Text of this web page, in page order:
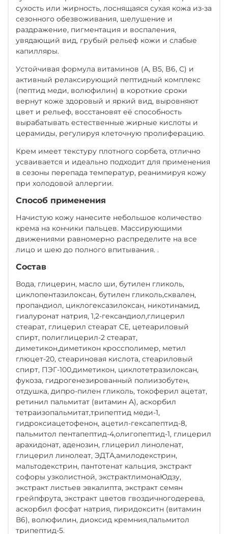
сухость или жирность, лоснящаяся сухая кожа из-за
сезонного обезвоживания, шелушение и
раздражение, пигментация и воспаления,
увядающий вид, грубый рельеф кожи и слабые
капилляры.
Устойчивая формула витаминов (А, B5, B6, С) и
активный релаксирующий пептидный комплекс
(пептид меди, волюфилин) в короткие сроки
вернут коже здоровый и яркий вид, выровняют
цвет и рельеф, восстановят её способность
вырабатывать естественные жирные кислоты и
церамиды, регулируя клеточную пролиферацию.
Крем имеет текстуру плотного сорбета, отлично
усваивается и идеально подходит для применения
в сезоны перепада температур, реанимируя кожу
при холодовой аллергии.
Способ применения
Начистую кожу нанесите небольшое количество
крема на кончики пальцев. Массирующими
движениями равномерно распределите на все
лицо и шею до полного впитывания. .
Состав
Вода, глицерин, масло ши, бутилен гликоль,
циклопентазилоксан, бутилен гликоль,сквален,
пропандиол, циклогексазилоксан, никотинамид,
гиалуронат натрия, 1,2-гександиол,глицерил
стеарат, глицерил стеарат СЕ, цетеариловый
спирт, полиглицерил-2 стеарат,
диметикон,диметикон кроссполимер, метил
глюцет-20, стеариновая кислота, стеариловый
спирт, ПЭГ-100,диметикон, циклотетразилоксан,
фукоза, гидрогенезированный полиизобутен,
отдушка, дипро-пилен гликоль, токоферил ацетат,
ретинил пальмитат (витамин А), аскорбил
тетраизопальмитат,трипептид меди-1,
гидроксиацетофенон, ацетил-гексапептид-8,
пальмитол пентапептид-4,олигопептид-1, глицерил
арахидонат, аденозин, глицерил линоленат,
глицерил линолеат, ЭДТА,амилодекстрин,
мальтодекстрин, пантотенат кальция, экстракт
софоры узколистной, экстрактлимонаЮдзу,
экстракт листьев эвкалипта, экстракт семян
грейпфрута, экстракт цветов гвоздичногодерева,
аскорбил фосфат натрия, пиридокситн (витамин
В6), волюфилин, диоксид кремния,пальмитол
трипептид-5.